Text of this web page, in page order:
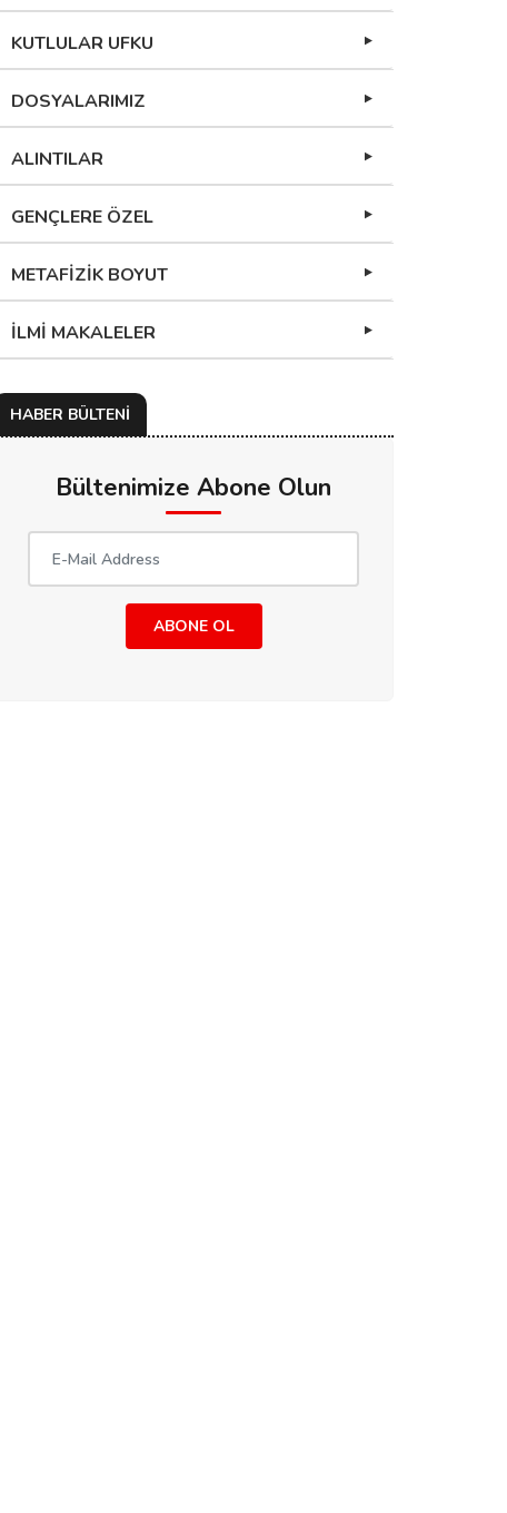
KUTLULAR UFKU
DOSYALARIMIZ
ALINTILAR
GENÇLERE ÖZEL
METAFİZİK BOYUT
İLMİ MAKALELER
HABER BÜLTENİ
Bültenimize Abone Olun
ABONE OL